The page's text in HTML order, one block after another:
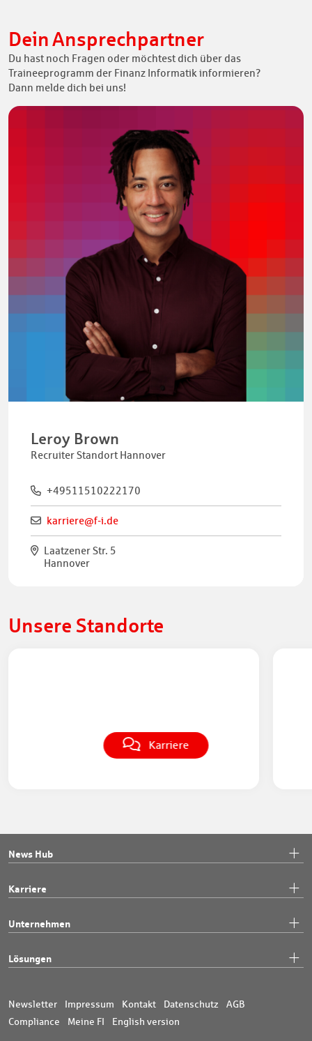
Karriere
Dein Ansprechpartner
Du hast noch Fragen oder möchtest dich über das
Traineeprogramm der Finanz Informatik informieren?
Dann melde dich bei uns!
Leroy Brown
Recruiter Standort Hannover
+49511510222170
karriere@f-i.de
Laatzener Str. 5
Hannover
Unsere Standorte
News Hub
Karriere
Unternehmen
Lösungen
Newsletter Impressum Kontakt Datenschutz
AGB
Compliance
Meine FI English version